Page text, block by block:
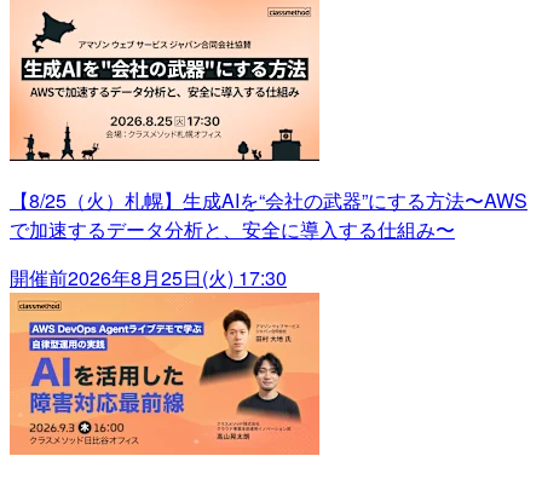
【8/25（火）札幌】生成AIを“会社の武器”にする方法〜AWS
で加速するデータ分析と、安全に導入する仕組み〜
開催前2026年8月25日(火) 17:30